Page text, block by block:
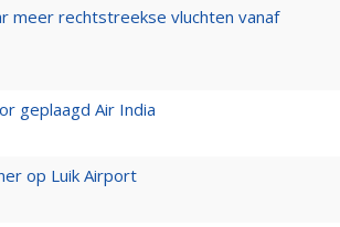
meer rechtstreekse vluchten vanaf
geplaagd Air India
op Luik Airport